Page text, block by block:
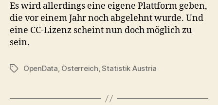
Es wird allerdings eine eigene Plattform geben,
die vor einem Jahr noch abgelehnt wurde. Und
eine CC-Lizenz scheint nun doch möglich zu
sein.
Schlagwörter
OpenData, Österreich,Statistik Austria